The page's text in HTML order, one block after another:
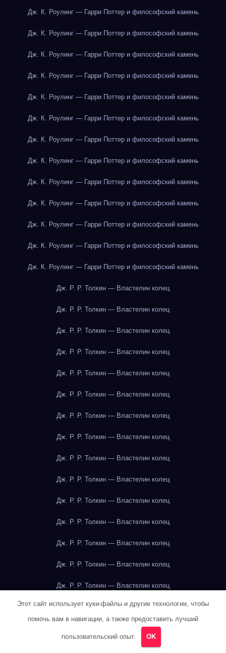
Дж. К. Роулинг — Гарри Поттер и философский камень
Дж. К. Роулинг — Гарри Поттер и философский камень
Дж. К. Роулинг — Гарри Поттер и философский камень
Дж. К. Роулинг — Гарри Поттер и философский камень
Дж. К. Роулинг — Гарри Поттер и философский камень
Дж. К. Роулинг — Гарри Поттер и философский камень
Дж. К. Роулинг — Гарри Поттер и философский камень
Дж. К. Роулинг — Гарри Поттер и философский камень
Дж. К. Роулинг — Гарри Поттер и философский камень
Дж. К. Роулинг — Гарри Поттер и философский камень
Дж. К. Роулинг — Гарри Поттер и философский камень
Дж. К. Роулинг — Гарри Поттер и философский камень
Дж. К. Роулинг — Гарри Поттер и философский камень
Дж. Р. Р. Толкин — Властелин колец
Дж. Р. Р. Толкин — Властелин колец
Дж. Р. Р. Толкин — Властелин колец
Дж. Р. Р. Толкин — Властелин колец
Дж. Р. Р. Толкин — Властелин колец
Дж. Р. Р. Толкин — Властелин колец
Дж. Р. Р. Толкин — Властелин колец
Дж. Р. Р. Толкин — Властелин колец
Дж. Р. Р. Толкин — Властелин колец
Дж. Р. Р. Толкин — Властелин колец
Дж. Р. Р. Толкин — Властелин колец
Дж. Р. Р. Толкин — Властелин колец
Дж. Р. Р. Толкин — Властелин колец
Дж. Р. Р. Толкин — Властелин колец
Дж. Р. Р. Толкин — Властелин колец
Дж. Р. Р. Толкин — Властелин колец
Дж. Р. Р. Толкин — Властелин колец
Дж. Р. Р. Толкин — Властелин колец
Этот сайт использует куки-файлы и другие технологии, чтобы
помочь вам в навигации, а также предоставить лучший
пользовательский опыт. OK